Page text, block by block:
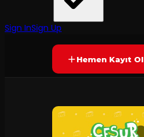
Sign InSign UpYAKINDA Yetersiz oy
Hemen Kayıt Ol